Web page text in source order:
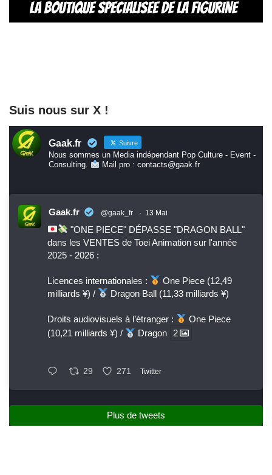
Suis nous sur X !
Gaak.fr Suivre
Nous sommes un Media indépendant Pop Culture - Event -
Consulting.
Mail pro : contacts@gaak.fr
Gaak.fr @gaak_fr · 13 Mai
"ONE PIECE" DÉPASSE "DRAGON BALL"
dans les VENTES de Toei Animation sur l'année
2025 - 2026 :
Licences internationales :
One Piece (12,49
milliards ¥) /
Dragon Ball (11,33 milliards ¥)
Droits audiovisuels à l’étranger :
One Piece
(10,21 milliards ¥) /
Dragon 2
29 271 Twitter
Plus de tweets